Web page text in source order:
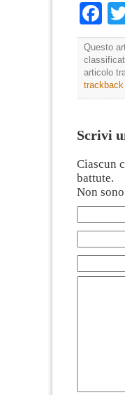
Questo
articolo
trackback
Scrivi
Ciascun
battute.
Non